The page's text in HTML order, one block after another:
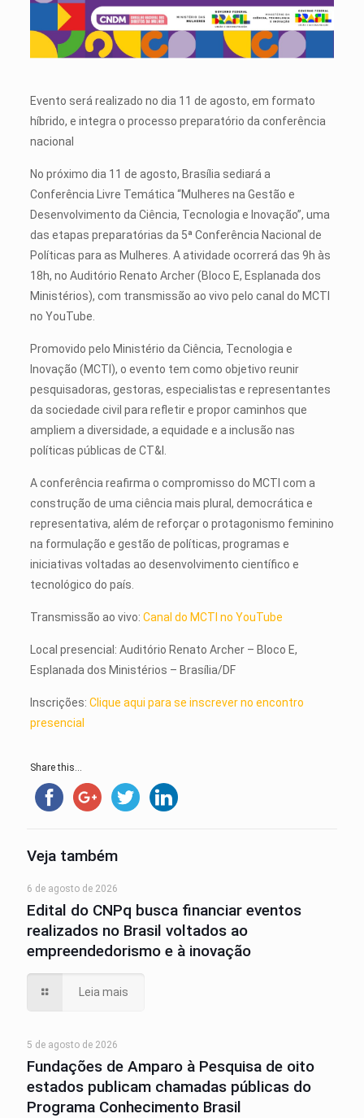
Evento será realizado no dia 11 de agosto, em formato
híbrido, e integra o processo preparatório da conferência
nacional
No próximo dia 11 de agosto, Brasília sediará a
Conferência Livre Temática “Mulheres na Gestão e
Desenvolvimento da Ciência, Tecnologia e Inovação”, uma
das etapas preparatórias da 5ª Conferência Nacional de
Políticas para as Mulheres. A atividade ocorrerá das 9h às
18h, no Auditório Renato Archer (Bloco E, Esplanada dos
Ministérios), com transmissão ao vivo pelo canal do MCTI
no YouTube.
Promovido pelo Ministério da Ciência, Tecnologia e
Inovação (MCTI), o evento tem como objetivo reunir
pesquisadoras, gestoras, especialistas e representantes
da sociedade civil para refletir e propor caminhos que
ampliem a diversidade, a equidade e a inclusão nas
políticas públicas de CT&I.
A conferência reafirma o compromisso do MCTI com a
construção de uma ciência mais plural, democrática e
representativa, além de reforçar o protagonismo feminino
na formulação e gestão de políticas, programas e
iniciativas voltadas ao desenvolvimento científico e
tecnológico do país.
Transmissão ao vivo: Canal do MCTI no YouTube
Local presencial: Auditório Renato Archer – Bloco E,
Esplanada dos Ministérios – Brasília/DF
Inscrições: Clique aqui para se inscrever no encontro
presencial
Share this...
Veja também
6 de agosto de 2026
Edital do CNPq busca financiar eventos
realizados no Brasil voltados ao
empreendedorismo e à inovação
Leia mais
5 de agosto de 2026
Fundações de Amparo à Pesquisa de oito
estados publicam chamadas públicas do
Programa Conhecimento Brasil